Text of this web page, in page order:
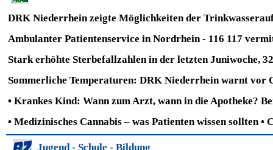
DRK Niederrhein zeigte Möglichkeiten der
Ambulanter Patientenservice in Nordrhein - 116 117
Stark erhöhte Sterbefallzahlen in der letzten Juniwoche,
Sommerliche Temperaturen: DRK Niederrhein warnt vor
• Krankes Kind: Wann zum Arzt, wann in die Apotheke?
• Medizinisches Cannabis – was Patienten wissen sollten•
Jugend - Schule - Bildung